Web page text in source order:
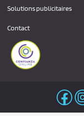
Solutions publicitaires
Contact